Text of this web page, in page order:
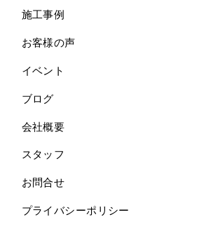
施工事例
お客様の声
イベント
ブログ
会社概要
スタッフ
お問合せ
プライバシーポリシー